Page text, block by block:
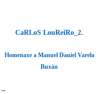
CaRLoS LouReiRo_2.
Homenaxe a Manuel Daniel Varela
Buxán
→